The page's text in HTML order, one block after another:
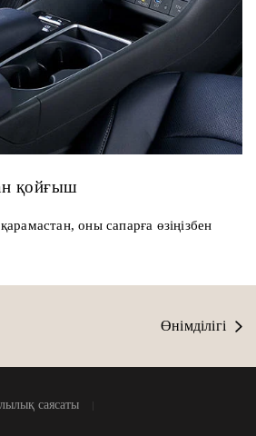
қойғыш
оны сапарға өзіңізбен
Өнімділігі
саясаты